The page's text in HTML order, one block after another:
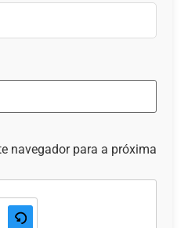
navegador para a próxima